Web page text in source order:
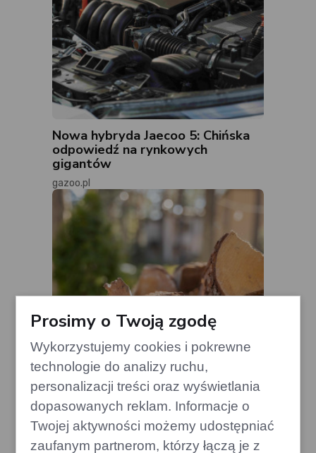
Nowa hybryda Jaecoo 5: Chińska
odpowiedź na rynkowych
gigantów
gazoo.pl
Drewno, których lepiej unikać w
kominku – mogą uszkodzić komin
Prosimy o Twoją zgodę
Wykorzystujemy cookies i pokrewne
technologie do analizy ruchu,
personalizacji treści oraz wyświetlania
dopasowanych reklam. Informacje o
Twojej aktywności możemy udostępniać
zaufanym partnerom, którzy łączą je z